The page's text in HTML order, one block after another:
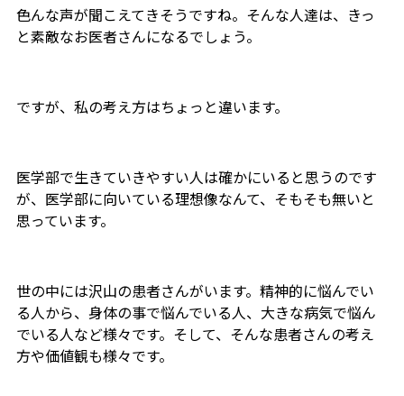
色んな声が聞こえてきそうですね。そんな人達は、きっ
と素敵なお医者さんになるでしょう。
ですが、私の考え方はちょっと違います。
医学部で生きていきやすい人は確かにいると思うのです
が、医学部に向いている理想像なんて、そもそも無いと
思っています。
世の中には沢山の患者さんがいます。精神的に悩んでい
る人から、身体の事で悩んでいる人、大きな病気で悩ん
でいる人など様々です。そして、そんな患者さんの考え
方や価値観も様々です。